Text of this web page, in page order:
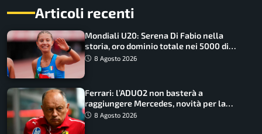
Articoli recenti
Mondiali U20: Serena Di Fabio nella
storia, oro dominio totale nei 5000 di
marcia
8 Agosto 2026
Ferrari: l’ADUO2 non basterà a
raggiungere Mercedes, novità per la
Macarena
8 Agosto 2026